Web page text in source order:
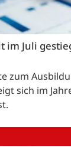
im Juli
zum
sich im